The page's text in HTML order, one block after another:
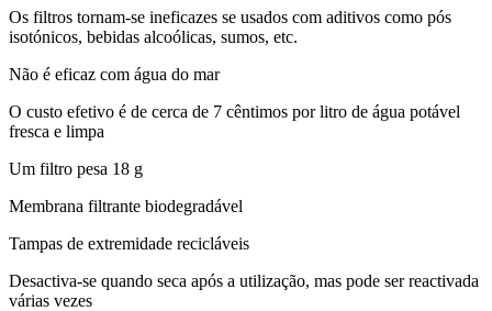
Os filtros tornam-se ineficazes se usados com aditivos como pós
isotónicos, bebidas alcoólicas, sumos, etc.
Não é eficaz com água do mar
O custo efetivo é de cerca de 7 cêntimos por litro de água potável
fresca e limpa
Um filtro pesa 18 g
Membrana filtrante biodegradável
Tampas de extremidade recicláveis
Desactiva-se quando seca após a utilização, mas pode ser reactivada
várias vezes